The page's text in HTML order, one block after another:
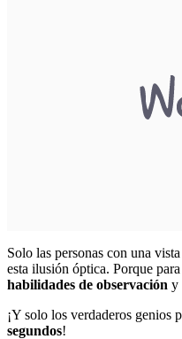
Solo las personas con una
esta ilusión óptica. Porque
habilidades de observación y
¡Y solo los verdaderos genios
segundos!